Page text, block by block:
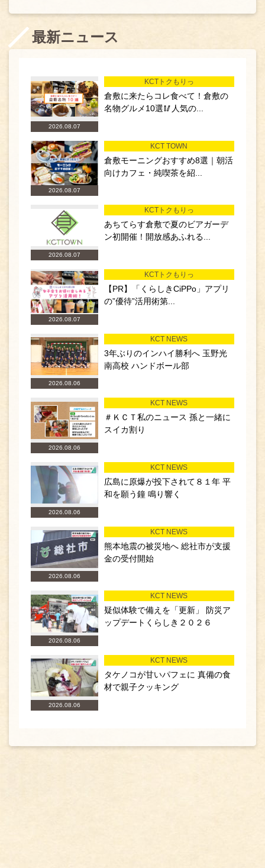
最新ニュース
2026.08.07
KCTトクもりっ
倉敷に来たらコレ食べて！倉敷の
名物グルメ10選🥢人気の...
2026.08.07
KCT TOWN
倉敷モーニングおすすめ8選｜朝活
向けカフェ・純喫茶を紹...
2026.08.07
KCTトクもりっ
あちてらす倉敷で夏のビアガーデ
ン初開催！開放感あふれる...
2026.08.07
KCTトクもりっ
【PR】「くらしきCiPPo」アプリ
の”優待”活用術第...
2026.08.06
KCT NEWS
3年ぶりのインハイ勝利へ 玉野光
南高校 ハンドボール部
2026.08.06
KCT NEWS
＃ＫＣＴ私のニュース 孫と一緒に
スイカ割り
2026.08.06
KCT NEWS
広島に原爆が投下されて８１年 平
和を願う鐘 鳴り響く
2026.08.06
KCT NEWS
熊本地震の被災地へ 総社市が支援
金の受付開始
2026.08.06
KCT NEWS
疑似体験で備えを「更新」 防災ア
ップデートくらしき２０２６
2026.08.06
KCT NEWS
タケノコが甘いパフェに 真備の食
材で親子クッキング